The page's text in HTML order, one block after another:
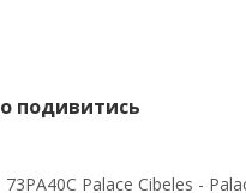
подивитись